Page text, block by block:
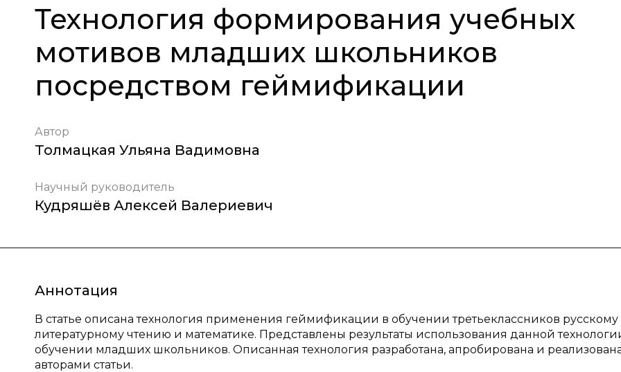
Технология формирования учебных
мотивов младших школьников
посредством геймификации
Автор
Толмацкая Ульяна Вадимовна
Научный руководитель
Кудряшёв Алексей Валериевич
Аннотация
В статье описана технология применения геймификации в обучении третьеклассников русскому
литературному чтению и математике. Представлены результаты использования данной
обучении младших школьников. Описанная технология разработана, апробирована и
авторами статьи.